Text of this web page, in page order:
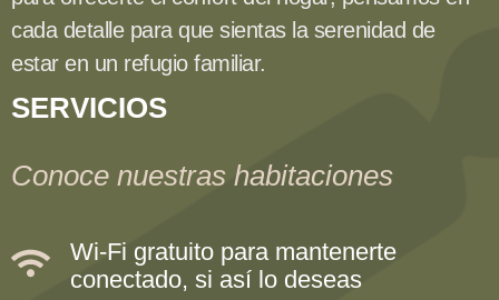
cada detalle para que sientas la serenidad de
estar en un refugio familiar.
SERVICIOS
Conoce nuestras habitaciones
Wi-Fi gratuito para mantenerte
conectado, si así lo deseas